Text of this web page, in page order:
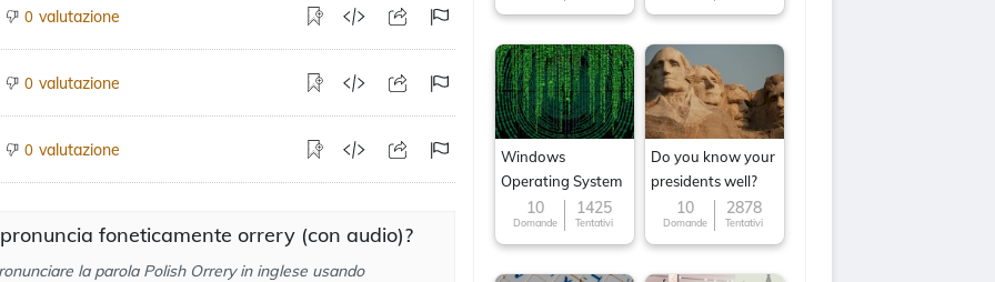
0 valutazione
0 valutazione
0 valutazione
foneticamente orrery (con audio)?
la parola Polish Orrery in inglese usando
Windows
Operating System
10
Domande
1425
Tentativi
Do you know your
presidents well?
10
Domande
2878
Tentativi